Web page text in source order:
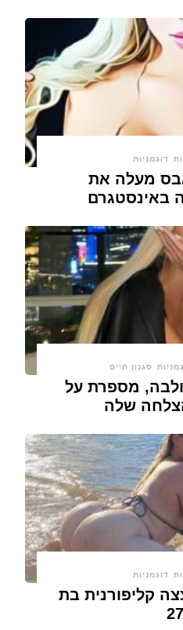
דוגמניות
מעלה את
באינסטגרם
סגנון חיים
מספרת על
שלה
דוגמניות
קליפורנית בת
27